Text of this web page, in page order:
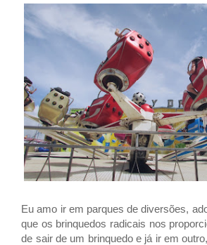
Eu amo ir em parques de diversões,
que os brinquedos radicais nos
de sair de um brinquedo e já ir em